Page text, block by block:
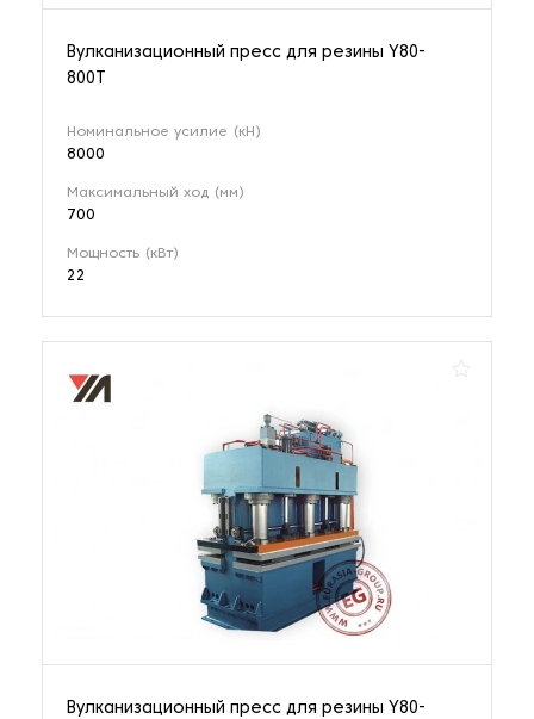
Вулканизационный пресс для резины Y80-
800T
Номинальное усилие (кН)
8000
Максимальный ход (мм)
700
Мощность (кВт)
22
Вулканизационный пресс для резины Y80-